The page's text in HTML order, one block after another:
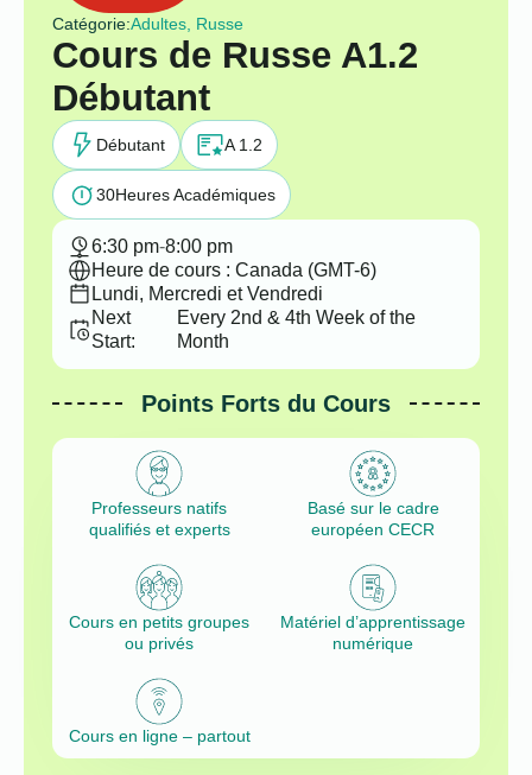
Catégorie:Adultes, Russe
Cours de Russe A1.2
Débutant
Débutant A 1.2
30Heures Académiques
6:30 pm-8:00 pm
Heure de cours : Canada (GMT-6)
Lundi, Mercredi et Vendredi
Next
Start:
Every 2nd & 4th Week of the
Month
Points Forts du Cours
Professeurs natifs
qualifiés et experts
Basé sur le cadre
européen CECR
Cours en petits groupes
ou privés
Matériel d’apprentissage
numérique
Cours en ligne – partout